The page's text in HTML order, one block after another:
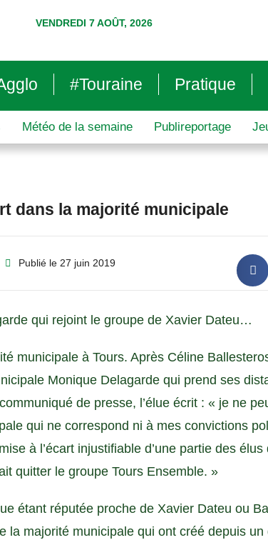
VENDREDI 7 AOÛT, 2026
#Touraine Pratique
Météo de la semaine Publireportage
dans la majorité municipale
Publié le 27 juin 2019
qui rejoint le groupe de Xavier Dateu…
municipale à Tours. Après Céline
Monique Delagarde qui prend ses
de presse, l’élue écrit : « je ne
qui ne correspond ni à mes convictions
à l’écart injustifiable d’une partie des
quitter le groupe Tours Ensemble. »
étant réputée proche de Xavier Dateu ou
la majorité municipale qui ont créé depuis un